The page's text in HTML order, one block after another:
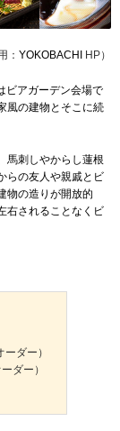
： YOKOBACHI HP）
ビアガーデン会場で
風の建物とそこに続
馬刺しやからし蓮根
らの友人や親戚とビ
物の造りが開放的
右されることなくビ
ダー）
ダー）